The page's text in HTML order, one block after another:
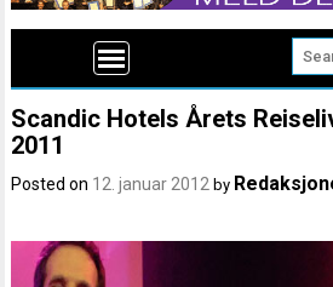
Scandic Hotels Årets
2011
Posted on 12. januar 2012 by